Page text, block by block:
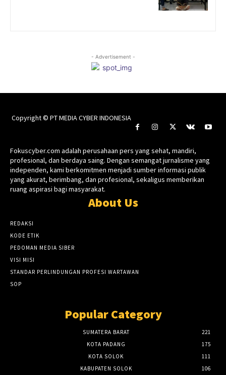
- Advertisement -
Copyright © PT MEDIA CYBER INDONESIA
Fokuscyber.com adalah perusahaan pers yang sehat, mandiri,
profesional, dan berdaya saing. Dengan semangat jurnalisme yang
independen, kami berkomitmen menjadi sumber informasi publik
yang akurat, berimbang, dan profesional, sekaligus memberikan
ruang aspirasi bagi masyarakat.
About Us
REDAKSI
KODE ETIK
PEDOMAN MEDIA SIBER
VISI MISI
STANDAR PERLINDUNGAN PROFESI WARTAWAN
SOP
Popular Category
SUMATERA BARAT
221
KOTA PADANG
175
KOTA SOLOK
111
KABUPATEN SOLOK
106